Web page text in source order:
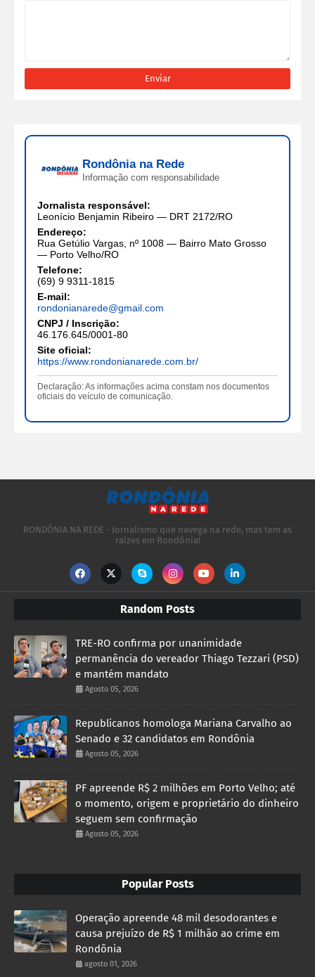
Rondônia na Rede
Informação com responsabilidade
Jornalista responsável:
Leonício Benjamin Ribeiro — DRT 2172/RO
Endereço:
Rua Getúlio Vargas, nº 1008 — Bairro Mato Grosso
— Porto Velho/RO
Telefone:
(69) 9 9311-1815
E-mail:
rondonianarede@gmail.com
CNPJ / Inscrição:
46.176.645/0001-80
Site oficial:
https://www.rondonianarede.com.br/
Declaração: As informações acima constam nos documentos
oficiais do veículo de comunicação.
RONDÔNIA NA REDE - Jornalismo que navega na rede, mas tem as
raízes em Rondônia!
Random Posts
TRE-RO confirma por unanimidade
permanência do vereador Thiago Tezzari (PSD)
e mantém mandato
Agosto 05, 2026
Republicanos homologa Mariana Carvalho ao
Senado e 32 candidatos em Rondônia
Agosto 05, 2026
PF apreende R$ 2 milhões em Porto Velho; até
o momento, origem e proprietário do dinheiro
seguem sem confirmação
Agosto 05, 2026
Popular Posts
Operação apreende 48 mil desodorantes e
causa prejuízo de R$ 1 milhão ao crime em
Rondônia
agosto 01, 2026